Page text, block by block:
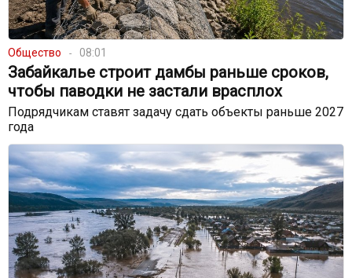
Общество 08:01
Забайкалье строит дамбы раньше сроков,
чтобы паводки не застали врасплох
Подрядчикам ставят задачу сдать объекты раньше 2027
года